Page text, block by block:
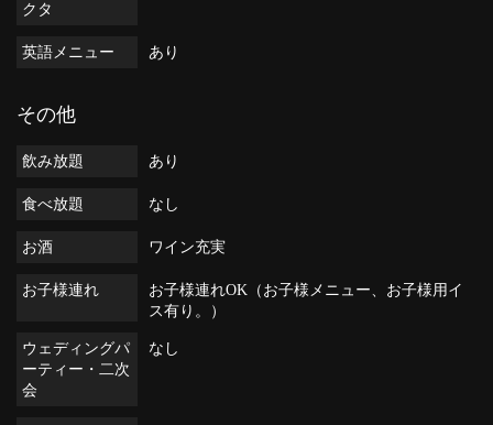
クタ
英語メニュー あり
その他
飲み放題 あり
食べ放題 なし
お酒 ワイン充実
お子様連れ
お子様連れOK（お子様メニュー、お子様用イ
ス有り。）
ウェディングパ
ーティー・二次
会
なし